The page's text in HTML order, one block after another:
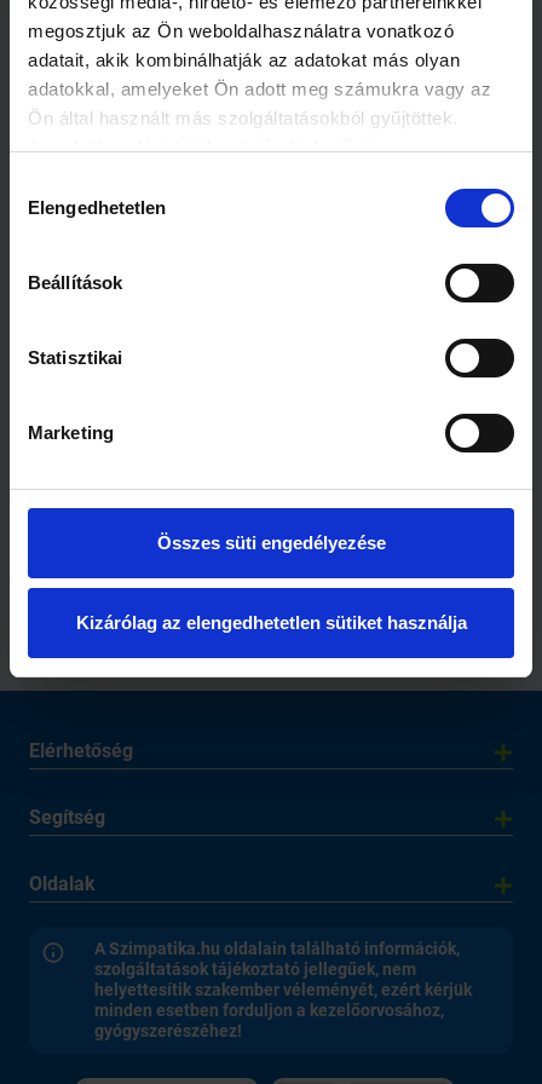
megosztjuk az Ön weboldalhasználatra vonatkozó
adatait, akik kombinálhatják az adatokat más olyan
adatokkal, amelyeket Ön adott meg számukra vagy az
Ön által használt más szolgáltatásokból gyűjtöttek.
Az adatkezelési tájékoztató elérhető itt.
kiválasztása
Elengedhetetlen
Beállítások
Statisztikai
Marketing
Összes süti engedélyezése
Kizárólag az elengedhetetlen sütiket használja
Kapcsolódó cikkek
házassághoz vezet!
2 perc
legstresszesebb
munkája
Elérhetőség
Segítség
Oldalak
A Szimpatika.hu oldalain található információk,
szolgáltatások tájékoztató jellegűek, nem
helyettesítik szakember véleményét, ezért kérjük
minden esetben forduljon a kezelőorvosához,
gyógyszerészéhez!